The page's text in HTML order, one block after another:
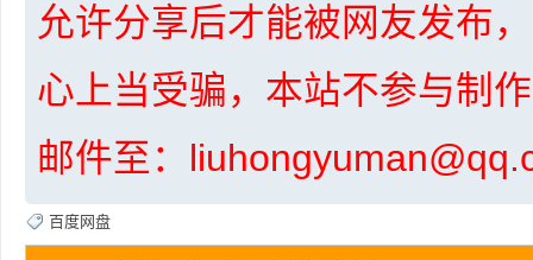
允许分享后才能被网友发布
心上当受骗，本站不参与制
邮件至：
百度网盘